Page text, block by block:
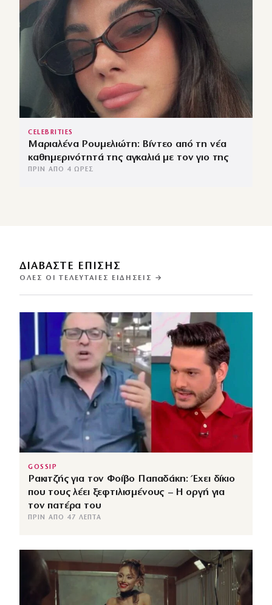
CELEBRITIES
Μαριαλένα Ρουμελιώτη: Βίντεο από τη νέα
καθημερινότητά της αγκαλιά με τον γιο της
ΠΡΙΝ ΑΠΌ 4 ΏΡΕΣ
ΔΙΑΒΑΣΤΕ ΕΠΙΣΗΣ
ΌΛΕΣ ΟΙ ΤΕΛΕΥΤΑΊΕΣ ΕΙΔΉΣΕΙΣ →
GOSSIP
Ρακιτζής για τον Φοίβο Παπαδάκη: Έχει δίκιο
που τους λέει ξεφτιλισμένους – Η οργή για
τον πατέρα του
ΠΡΙΝ ΑΠΌ 47 ΛΕΠΤΆ